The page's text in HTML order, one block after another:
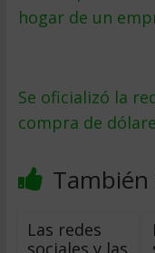
hogar de un
Se oficializó la
compra de
Las redes
sociales y las